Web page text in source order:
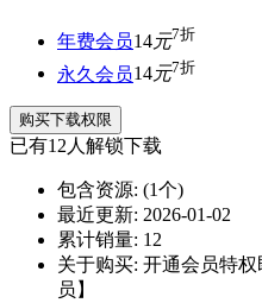
年费会员14元7折
永久会员14元7折
购买下载权限
已有12人解锁下载
包含资源: (1个)
最近更新: 2026-01-02
累计销量: 12
关于购买: 开通会员特
员】